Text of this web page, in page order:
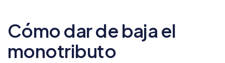
Cómo dar de baja el
monotributo